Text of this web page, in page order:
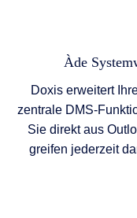
Àde
Doxis erweitert
zentrale DMS-
Sie direkt aus
greifen jederzeit